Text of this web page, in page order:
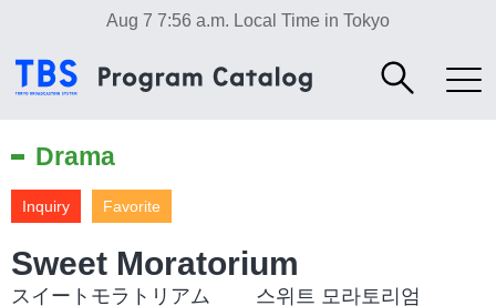
Aug 7 7:56 a.m. Local Time in Tokyo
Drama
Favorite
Inquiry
Sweet Moratorium
スイートモラトリアム 스위트 모라토리엄